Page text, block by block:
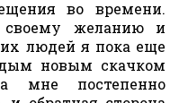
во времени.
своему желанию и
людей я пока еще
новым скачком
мне постепенно